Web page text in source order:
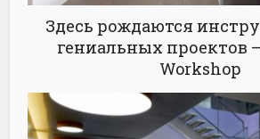
Здесь рождаются
гениальных проектов
Workshop